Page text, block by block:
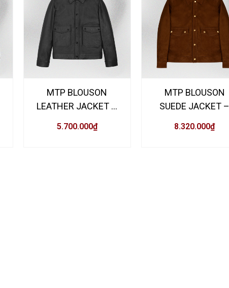
MTP BLOUSON
LEATHER JACKET –
5.700.000₫
MTP BLOUSON
SUEDE JACKET –
Nâu da bò
8.320.000₫